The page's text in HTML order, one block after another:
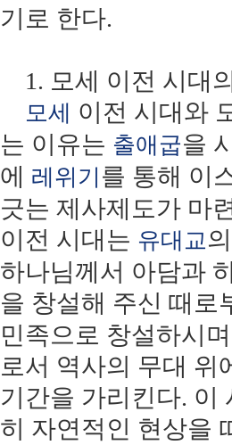
기로 한다.
1. 모세 이전 시대
모세
이전 시대와
는 이유는 출애굽을
에 레위기 를 통해 이
긋는 제사제도가 마
이전 시대는 유대교
하나님께서 아담과
을 창설해 주신 때로
민족으로 창설하시
로서 역사의 무대 위
기간을 가리킨다. 이
히 자연적인 현상을